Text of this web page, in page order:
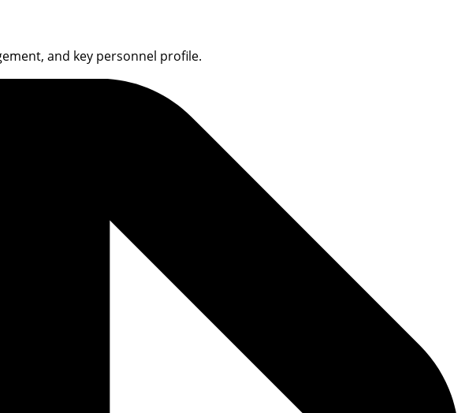
and key personnel profile.